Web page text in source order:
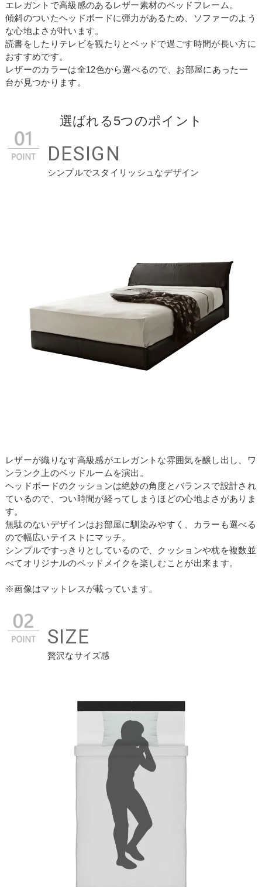
エレガントで高級感のあるレザー素材のベッドフレーム。
傾斜のついたヘッドボードに弾力があるため、ソファーのよう
な心地よさが叶います。
読書をしたりテレビを観たりとベッドで過ごす時間が長い方に
おすすめです。
レザーのカラーは全12色から選べるので、お部屋にあった一
台が見つかります。
選ばれる5つのポイント
DESIGN
シンプルでスタイリッシュなデザイン
レザーが織りなす高級感がエレガントな雰囲気を醸し出し、ワ
ンランク上のベッドルームを演出。
ヘッドボードのクッションは絶妙の角度とバランスで設計され
ているので、つい時間が経ってしまうほどの心地よさがありま
す。
無駄のないデザインはお部屋に馴染みやすく、カラーも選べる
ので幅広いテイストにマッチ。
シンプルですっきりとしているので、クッションや枕を複数並
べてオリジナルのベッドメイクを楽しむことが出来ます。
※画像はマットレスが載っています。
SIZE
贅沢なサイズ感